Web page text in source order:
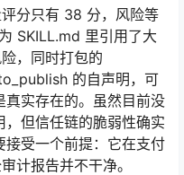
分只有 38 分，风险等
SKILL.md 里引用了大
，同时打包的
的自声明，可
实存在的。虽然目前没
但信任链的脆弱性确实
受一个前提：它在支付
计报告并不干净。